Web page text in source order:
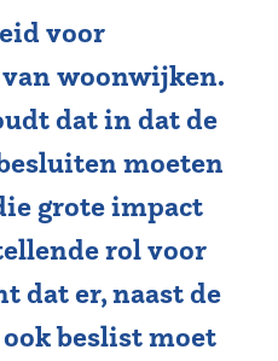
voor
woonwijken.
dat in dat de
moeten
grote impact
rol voor
dat er, naast de
beslist moet